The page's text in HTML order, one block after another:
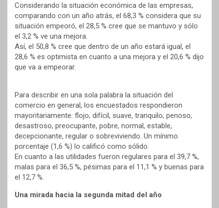
Considerando la situación económica de las empresas,
comparando con un año atrás, el 68,3 % considera que su
situación empeoró, el 28,5 % cree que se mantuvo y sólo
el 3,2 % ve una mejora.
Así, el 50,8 % cree que dentro de un año estará igual, el
28,6 % es optimista en cuanto a una mejora y el 20,6 % dijo
que va a empeorar.
Para describir en una sola palabra la situación del
comercio en general, los encuestados respondieron
mayoritariamente: flojo, difícil, suave, tranquilo, penoso,
desastroso, preocupante, pobre, normal, estable,
decepcionante, regular o sobreviviendo. Un mínimo
porcentaje (1,6 %) lo calificó como sólido.
En cuanto a las utilidades fueron regulares para el 39,7 %,
malas para el 36,5 %, pésimas para el 11,1 % y buenas para
el 12,7 %.
Una mirada hacia la segunda mitad del año